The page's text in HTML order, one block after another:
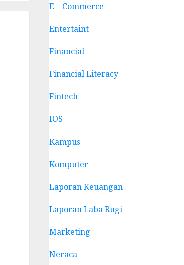
E – Commerce
Entertaint
Financial
Financial Literacy
Fintech
IOS
Kampus
Komputer
Laporan Keuangan
Laporan Laba Rugi
Marketing
Neraca